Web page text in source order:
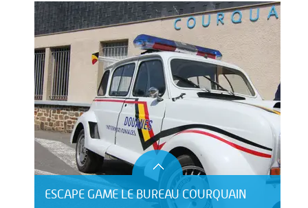
ESCAPE GAME LE BUREAU COURQUAIN